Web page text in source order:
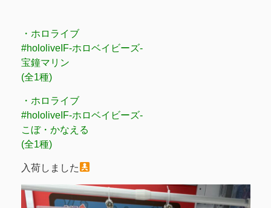
・ホロライブ
#hololiveIF-ホロベイビーズ-
宝鐘マリン
(全1種)
・ホロライブ
#hololiveIF-ホロベイビーズ-
こぼ・かなえる
(全1種)
入荷しました